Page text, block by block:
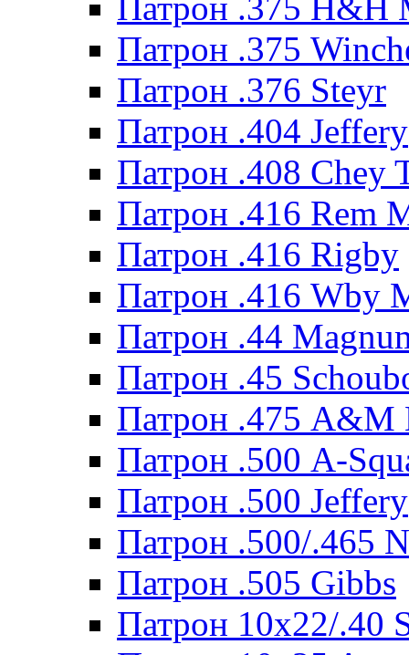
Патрон .375
Патрон .376 Steyr
Патрон .404 Jeffery
Патрон .408 Chey
Патрон .416 Rem
Патрон .416 Rigby
Патрон .416 Wby
Патрон .44
Патрон .45
Патрон .475 A&M
Патрон .500 A-
Патрон .500 Jeffery
Патрон .500/.465
Патрон .505 Gibbs
Патрон 10x22/.40